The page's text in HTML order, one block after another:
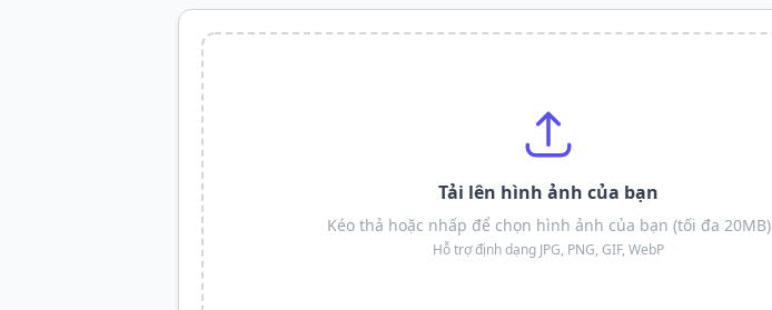
Tải lên hình ảnh của bạn
Kéo thả hoặc nhấp để chọn hình ảnh của bạn (tối đa 20MB)
Hỗ trợ định dạng JPG, PNG, GIF, WebP